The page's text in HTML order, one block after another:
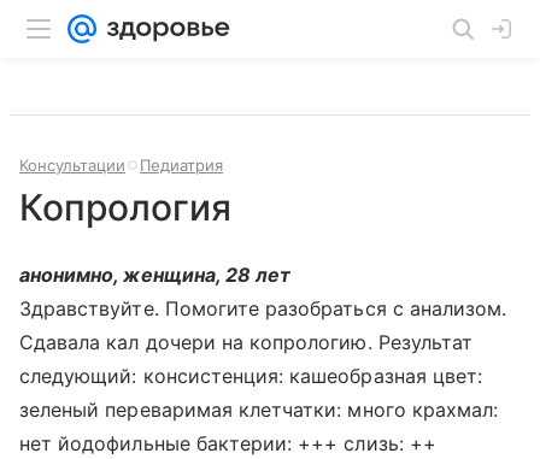
Консультации Педиатрия
Копрология
анонимно, женщина, 28 лет
Здравствуйте. Помогите разобраться с анализом.
Сдавала кал дочери на копрологию. Результат
следующий: консистенция: кашеобразная цвет:
зеленый переваримая клетчатки: много крахмал:
нет йодофильные бактерии: +++ слизь: ++